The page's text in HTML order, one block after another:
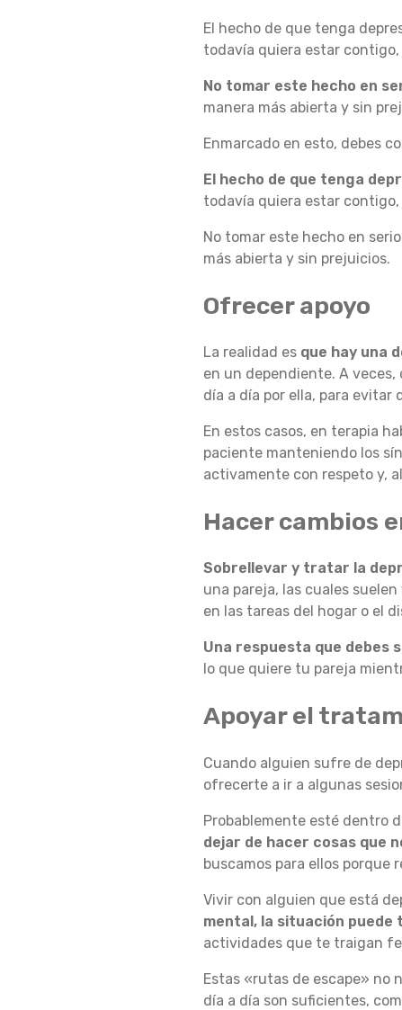
E
N
L
A
D
E
P
R
E
S
I
Ó
N
El hecho de que tenga
todavía quiera estar
No tomar este hecho en
manera más abierta y sin
Enmarcado en esto, debes
El hecho de que tenga
todavía quiera estar
No tomar este hecho en
más abierta y sin prejuicios.
Ofrecer apoyo
La realidad es que hay una
en un dependiente. A
día a día por ella, para evitar
En estos casos, en terapia
paciente manteniendo los
activamente con respeto y,
Hacer cambios
Sobrellevar y tratar la
una pareja, las cuales
en las tareas del hogar o el
Una respuesta que debes
lo que quiere tu pareja
Apoyar el
Cuando alguien sufre de
ofrecerte a ir a algunas
Probablemente esté dentro
dejar de hacer cosas que
buscamos para ellos porque
Vivir con alguien que está
mental, la situación puede
actividades que te traigan
Estas «rutas de escape» no
día a día son suficientes,